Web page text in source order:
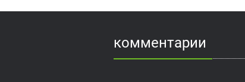
комментарии